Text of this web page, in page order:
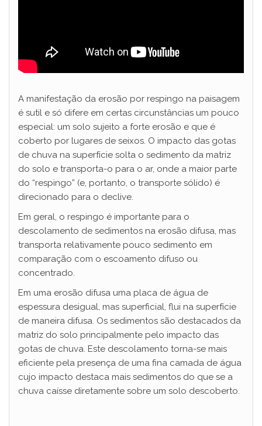
A manifestação da erosão por respingo na paisagem
é sutil e só difere em certas circunstâncias um pouco
especial: um solo sujeito a forte erosão e que é
coberto por lugares de seixos. O impacto das gotas
de chuva na superfície solta o sedimento da matriz
do solo e transporta-o para o ar, onde a maior parte
do “respingo” (e, portanto, o transporte sólido) é
direcionado para o declive.
Em geral, o respingo é importante para o
descolamento de sedimentos na erosão difusa, mas
transporta relativamente pouco sedimento em
comparação com o escoamento difuso ou
concentrado.
Em uma erosão difusa uma placa de água de
espessura desigual, mas superficial, flui na superfície
de maneira difusa. Os sedimentos são destacados da
matriz do solo principalmente pelo impacto das
gotas de chuva. Este descolamento torna-se mais
eficiente pela presença de uma fina camada de água
cujo impacto destaca mais sedimentos do que se a
chuva caísse diretamente sobre um solo descoberto.